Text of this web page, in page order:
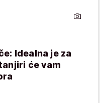
Idealna je za
će vam